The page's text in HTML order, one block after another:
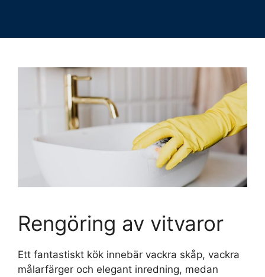
Rengöring av vitvaror
Ett fantastiskt kök innebär vackra skåp, vackra
målarfärger och elegant inredning, medan